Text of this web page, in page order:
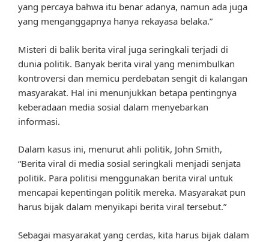
yang percaya bahwa itu benar adanya, namun ada juga
yang menganggapnya hanya rekayasa belaka.”
Misteri di balik berita viral juga seringkali terjadi di
dunia politik. Banyak berita viral yang menimbulkan
kontroversi dan memicu perdebatan sengit di kalangan
masyarakat. Hal ini menunjukkan betapa pentingnya
keberadaan media sosial dalam menyebarkan
informasi.
Dalam kasus ini, menurut ahli politik, John Smith,
“Berita viral di media sosial seringkali menjadi senjata
politik. Para politisi menggunakan berita viral untuk
mencapai kepentingan politik mereka. Masyarakat pun
harus bijak dalam menyikapi berita viral tersebut.”
Sebagai masyarakat yang cerdas, kita harus bijak dalam